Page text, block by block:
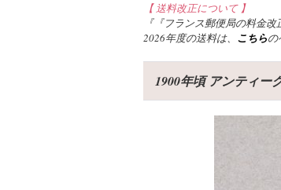
【 送料改正について 】
『『フランス郵便局の料金
2026年度の送料は、 こちらの
1900年頃 アンティー